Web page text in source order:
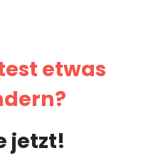
etwas
jetzt!